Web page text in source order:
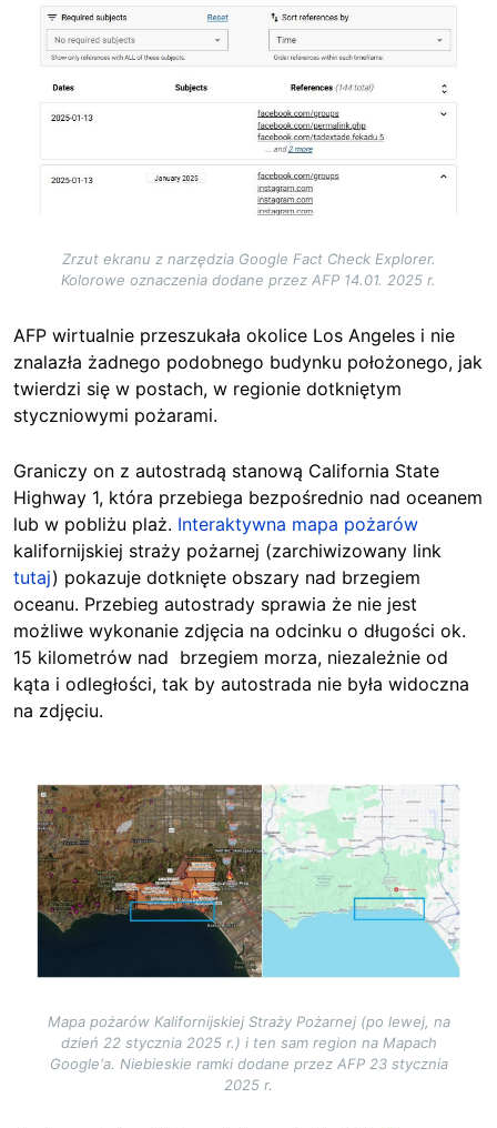
Zrzut ekranu z narzędzia Google Fact Check Explorer.
Kolorowe oznaczenia dodane przez AFP 14.01. 2025 r.
AFP wirtualnie przeszukała okolice Los Angeles i nie
znalazła żadnego podobnego budynku położonego, jak
twierdzi się w postach, w regionie dotkniętym
styczniowymi pożarami.
Graniczy on z autostradą stanową California State
Highway 1, która przebiega bezpośrednio nad oceanem
lub w pobliżu plaż. Interaktywna mapa pożarów
kalifornijskiej straży pożarnej (zarchiwizowany link
tutaj) pokazuje dotknięte obszary nad brzegiem
oceanu. Przebieg autostrady sprawia że nie jest
możliwe wykonanie zdjęcia na odcinku o długości ok.
15 kilometrów nad brzegiem morza, niezależnie od
kąta i odległości, tak by autostrada nie była widoczna
na zdjęciu.
Image
Mapa pożarów Kalifornijskiej Straży Pożarnej (po lewej, na
dzień 22 stycznia 2025 r.) i ten sam region na Mapach
Google'a. Niebieskie ramki dodane przez AFP 23 stycznia
2025 r.